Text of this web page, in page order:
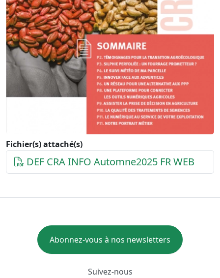
Fichier(s) attaché(s)
DEF CRA INFO Automne2025 FR WEB
Abonnez-vous à nos newsletters
Suivez-nous